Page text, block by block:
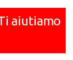
aiutiamo